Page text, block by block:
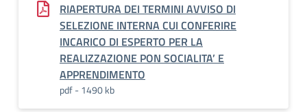
RIAPERTURA DEI TERMINI AVVISO DI
SELEZIONE INTERNA CUI CONFERIRE
INCARICO DI ESPERTO PER LA
REALIZZAZIONE PON SOCIALITA’ E
APPRENDIMENTO
pdf - 1490 kb